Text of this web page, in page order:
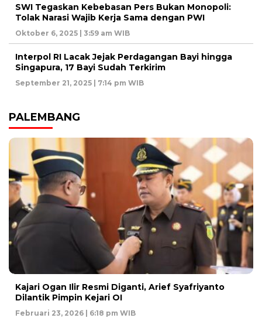
SWI Tegaskan Kebebasan Pers Bukan Monopoli:
Tolak Narasi Wajib Kerja Sama dengan PWI
Oktober 6, 2025 | 3:59 am WIB
Interpol RI Lacak Jejak Perdagangan Bayi hingga
Singapura, 17 Bayi Sudah Terkirim
September 21, 2025 | 7:14 pm WIB
PALEMBANG
Kajari Ogan Ilir Resmi Diganti, Arief Syafriyanto
Dilantik Pimpin Kejari OI
Februari 23, 2026 | 6:18 pm WIB